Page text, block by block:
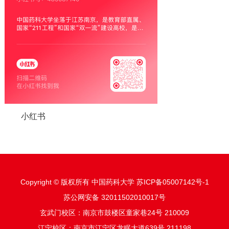
小红书
Copyright © 版权所有 中国药科大学 苏ICP备05007142号-1
苏公网安备 32011502010017号
玄武门校区：南京市鼓楼区童家巷24号 210009